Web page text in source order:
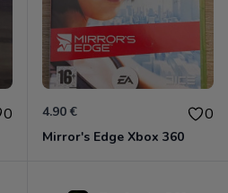
0 4.90 € 0
Mirror's Edge Xbox 360